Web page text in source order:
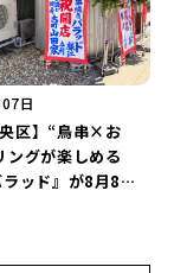
日
央区】“鳥串×お
ングが楽しめる
ラッド』が8月8日